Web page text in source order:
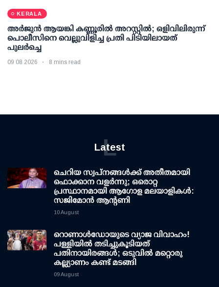
KERALA
അര്‍ജുന്‍ ആയങ്കി കണ്ണൂരില്‍ അറസ്റ്റില്‍; ഒളിവിലിരുന്ന്
പൊലീസിനെ വെല്ലുവിളിച്ച പ്രതി പിടിയിലായത്
പുലര്‍ച്ചെ
09 08 2026 8 mins read
Latest
L
ചെറിയ സ്വപ്നങ്ങൾക്ക് അതീതമായി
ഫൊക്കാന വളർന്നു; ഒരൊറ്റ
പ്രസ്ഥാനമായി ആഗോള മലയാളികൾ:
സജിമോൻ ആന്റണി
10 August
റൊണാള്‍ഡോയുടെ വ്യാജ വിവാഹം!
പള്ളിയില്‍ തടിച്ചുകൂടിയത്
പതിനായിരങ്ങള്‍; ഒടുവില്‍ മറ്റൊരു
കല്ല്യാണം കണ്ട് മടങ്ങി
09 August